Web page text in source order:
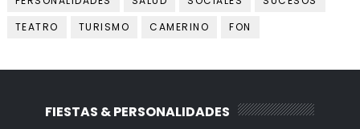
TEATRO
TURISMO CAMERINO FON
FIESTAS & PERSONALIDADES